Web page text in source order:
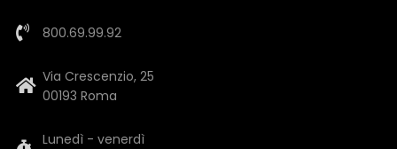
800.69.99.92
Via Crescenzio, 25
00193 Roma
Lunedì - venerdì